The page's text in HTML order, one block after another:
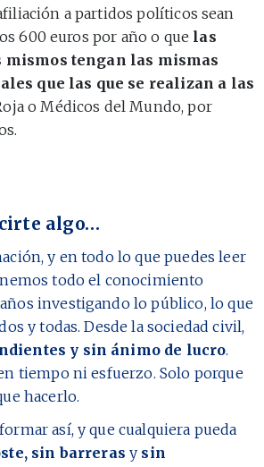
a partidos políticos sean
600 euros por año o que las
mismos tengan las mismas
que las que se realizan a las
o Médicos del Mundo, por
algo…
y en todo lo que puedes leer
todo el conocimiento
investigando lo público, lo que
y todas. Desde la sociedad civil,
y sin ánimo de lucro.
tiempo ni esfuerzo. Solo porque
hacerlo.
así, y que cualquiera pueda
sin barreras y sin